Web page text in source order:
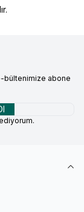
bültenimize abone